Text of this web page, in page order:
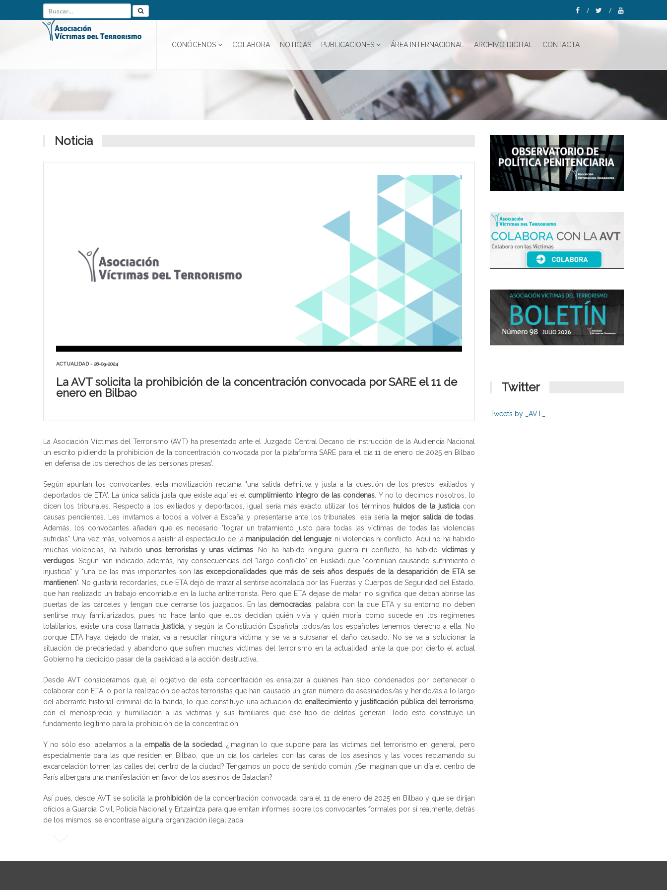
CONÓCENOS COLABORA NOTICIAS PUBLICACIONES ÁREA INTERNACIONAL ARCHIVO DIGITAL CONTACTA
Noticia
ACTUALIDAD - 26-09-2024
La AVT solicita la prohibición de la concentración convocada por SARE el 11 de
enero en Bilbao
La Asociación Víctimas del Terrorismo (AVT) ha presentado ante el Juzgado Central Decano de Instrucción de la Audiencia Nacional
un escrito pidiendo la prohibición de la concentración convocada por la plataforma SARE para el día 11 de enero de 2025 en Bilbao
‘en defensa de los derechos de las personas presas’.
Según apuntan los convocantes, esta movilización reclama "una salida definitiva y justa a la cuestión de los presos, exiliados y
deportados de ETA". La única salida justa que existe aquí es el cumplimiento íntegro de las condenas . Y no lo decimos nosotros, lo
dicen los tribunales. Respecto a los exiliados y deportados, igual sería más exacto utilizar los términos huidos de la justicia con
causas pendientes. Les invitamos a todos a volver a España y presentarse ante los tribunales, esa sería la mejor salida de todas
Además, los convocantes añaden que es necesario "lograr un tratamiento justo para todas las víctimas de todas las violencias
sufridas". Una vez más, volvemos a asistir al espectáculo de la manipulación del lenguaje: ni violencias ni conflicto. Aquí no ha habido
muchas violencias, ha habido unos terroristas y unas víctimas. No ha habido ninguna guerra ni conflicto, ha habido víctimas y
verdugos . Según han indicado, además, hay consecuencias del "largo conflicto" en Euskadi que "continúan causando sufrimiento e
injusticia" y "una de las más importantes son las excepcionalidades que más de seis años después de la desaparición de ETA se
mantienen". No gustaría recordarles, que ETA dejó de matar al sentirse acorralada por las Fuerzas y Cuerpos de Seguridad del Estado,
que han realizado un trabajo encomiable en la lucha antiterrorista. Pero que ETA dejase de matar, no significa que deban abrirse las
puertas de las cárceles y tengan que cerrarse los juzgados. En las democracias , palabra con la que ETA y su entorno no deben
sentirse muy familiarizados, pues no hace tanto que ellos decidían quién vivía y quién moría como sucede en los regímenes
totalitarios, existe una cosa llamada justicia, y según la Constitución Española todos/as los españoles tenemos derecho a ella. No
porque ETA haya dejado de matar, va a resucitar ninguna víctima y se va a subsanar el daño causado. No se va a solucionar la
situación de precariedad y abandono que sufren muchas víctimas del terrorismo en la actualidad, ante la que por cierto el actual
Gobierno ha decidido pasar de la pasividad a la acción destructiva.
Desde AVT consideramos que, el objetivo de esta concentración es ensalzar a quienes han sido condenados por pertenecer o
colaborar con ETA, o por la realización de actos terroristas que han causado un gran número de asesinados/as y herido/as a lo largo
del aberrante historial criminal de la banda, lo que constituye una actuación de enaltecimiento y justificación pública del terrorismo
con el menosprecio y humillación a las víctimas y sus familiares que ese tipo de delitos generan. Todo esto constituye un
fundamento legítimo para la prohibición de la concentración.
Y no sólo eso: apelamos a la empatía de la sociedad . ¿Imaginan lo que supone para las víctimas del terrorismo en general, pero
especialmente para las que residen en Bilbao, que un día los carteles con las caras de los asesinos y las voces reclamando su
excarcelación tomen las calles del centro de la ciudad? Tengamos un poco de sentido común: ¿Se imaginan que un día el centro de
París albergara una manifestación en favor de los asesinos de Bataclan?
Así pues, desde AVT se solicita la prohibición de la concentración convocada para el 11 de enero de 2025 en Bilbao y que se dirijan
oficios a Guardia Civil, Policía Nacional y Ertzaintza para que emitan informes sobre los convocantes formales por si realmente, detrás
de los mismos, se encontrase alguna organización ilegalizada.
Twitter
Tweets by _AVT_